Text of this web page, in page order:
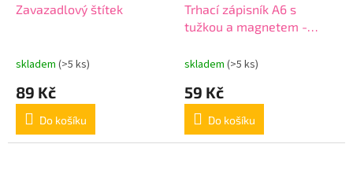
Zavazadlový štítek
skladem (>5 ks)
89 Kč
Do košíku
Trhací zápisník A6 s
tužkou a magnetem -
skladem (>5 ks)
59 Kč
Do košíku